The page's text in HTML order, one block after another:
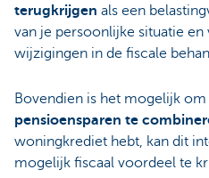
terugkrijgen als een
van je persoonlijke situatie
wijzigingen in de fiscale
Bovendien is het mogelijk om
pensioensparen te
woningkrediet hebt, kan dit
mogelijk fiscaal voordeel te